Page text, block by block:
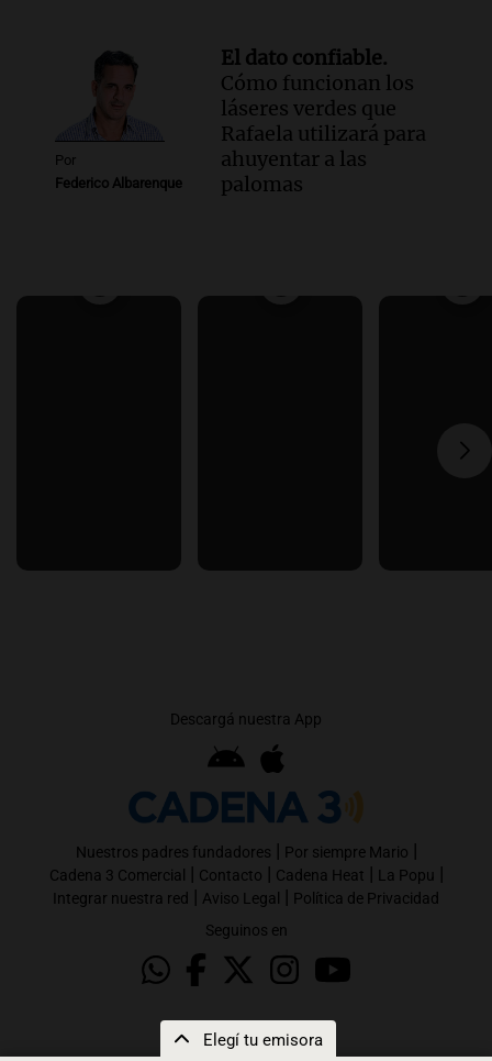
Elegí tu emisora
Por
Federico Albarenque
El dato confiable.
Cómo funcionan los
láseres verdes que
Rafaela utilizará para
ahuyentar a las
palomas
Descargá nuestra App
Nuestros padres fundadores | Por siempre Mario |
Cadena 3 Comercial | Contacto | Cadena Heat | La Popu |
Integrar nuestra red | Aviso Legal | Política de Privacidad
Seguinos en